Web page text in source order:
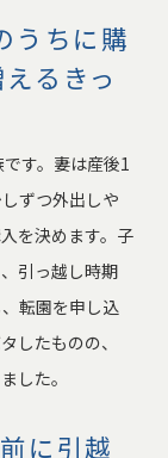
うちに購
るきっ
す。妻は産後1
ずつ外出しや
を決めます。子
引っ越し時期
転園を申し込
したものの、
した。
に引越